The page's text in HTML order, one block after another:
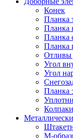
Конек
Планка
Планка
Планка
Планка
Отливы
Угол
Угол
Планка
М-